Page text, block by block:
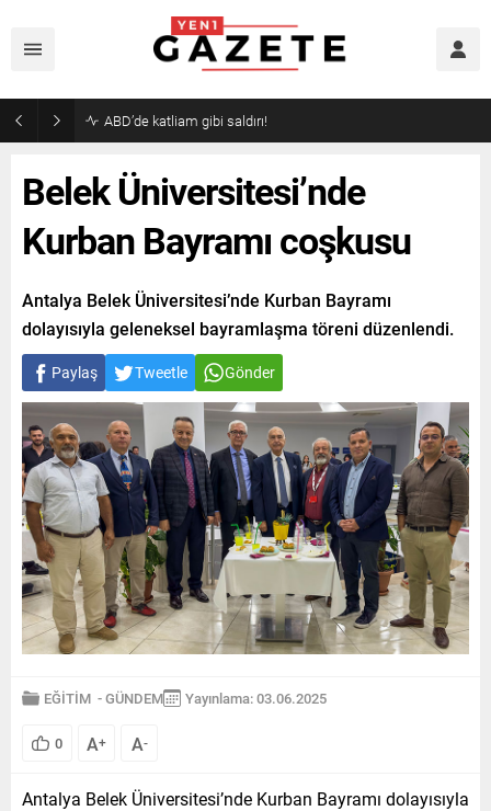
Akaryakıtta indirim bekleyenlere kötü haber!
Belek Üniversitesi’nde
Kurban Bayramı coşkusu
Antalya Belek Üniversitesi’nde Kurban Bayramı
dolayısıyla geleneksel bayramlaşma töreni düzenlendi.
Paylaş Tweetle Gönder
EĞİTİM -GÜNDEM Yayınlama: 03.06.2025
0 A+ A-
Antalya Belek Üniversitesi’nde Kurban Bayramı dolayısıyla